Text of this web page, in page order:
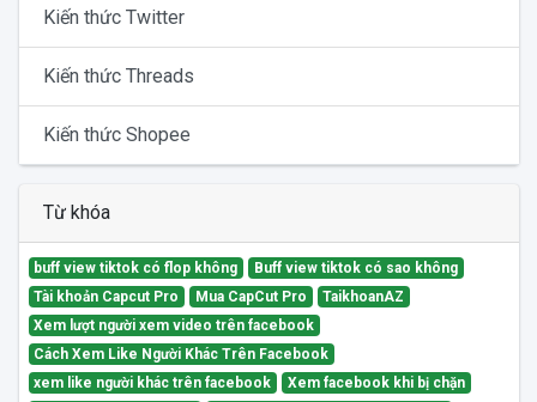
Kiến thức Twitter
Kiến thức Threads
Kiến thức Shopee
Từ khóa
buff view tiktok có flop không
Buff view tiktok có sao không
Tài khoản Capcut Pro
Mua CapCut Pro
TaikhoanAZ
Xem lượt người xem video trên facebook
Cách Xem Like Người Khác Trên Facebook
xem like người khác trên facebook
Xem facebook khi bị chặn